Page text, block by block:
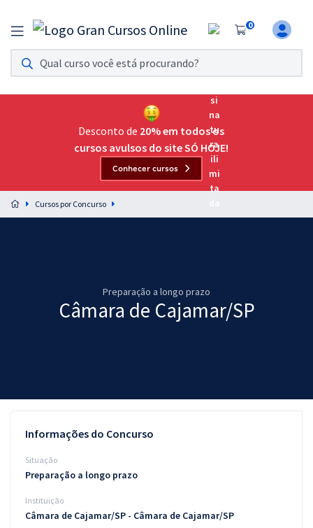
0
Assinatura Ilimitada 11
Acesso a todos os cursos. Teste grátis por 7 dias!
Assinatura OAB Até Passar
Acesso ilimitado a toda preparação para o Exame da
Preparação completa e intensiva para as principais
residências em saúde do Brasil
Cursos 20% OFF
Questões grátis
Blog
Desconto de 20% em todos os
cursos avulsos do site SÓ HOJE!
Conhecer cursos
Cursos por Concurso
Preparação a longo prazo
Câmara de Cajamar/SP
Informações do Concurso
Situação
Preparação a longo prazo
Instituição
Câmara de Cajamar/SP - Câmara de Cajamar/SP